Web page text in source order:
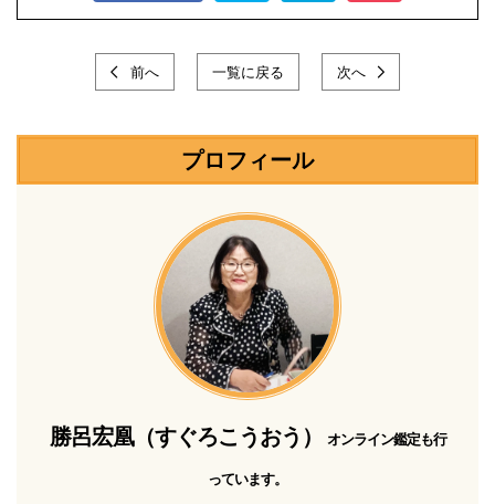
前へ 一覧に戻る 次へ
プロフィール
勝呂宏凰（すぐろこうおう） オンライン鑑定も行
っています。